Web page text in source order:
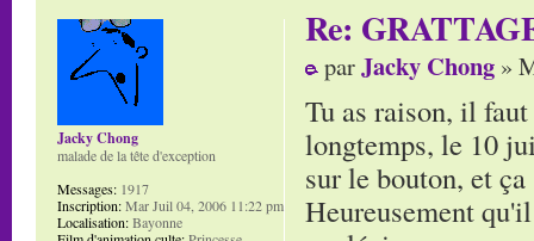
Re:
parJacky Chong »
Tu as raison, il
longtemps, le 10
sur le bouton, et
Heureusement
Jacky Chong
malade de la tête d'exception
Messages: 1917
Inscription:Mar Juil 04, 2006 11:22 pm
Localisation:Bayonne